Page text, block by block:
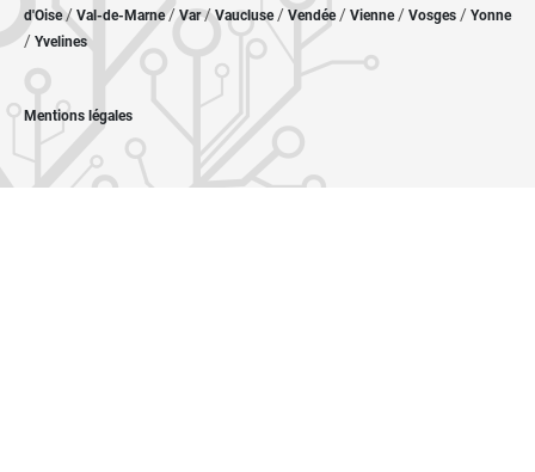
d'Oise/ Val-de-Marne/Var/Vaucluse/ Vendée/ Vienne/ Vosges / Yonne
/ Yvelines
Mentions légales